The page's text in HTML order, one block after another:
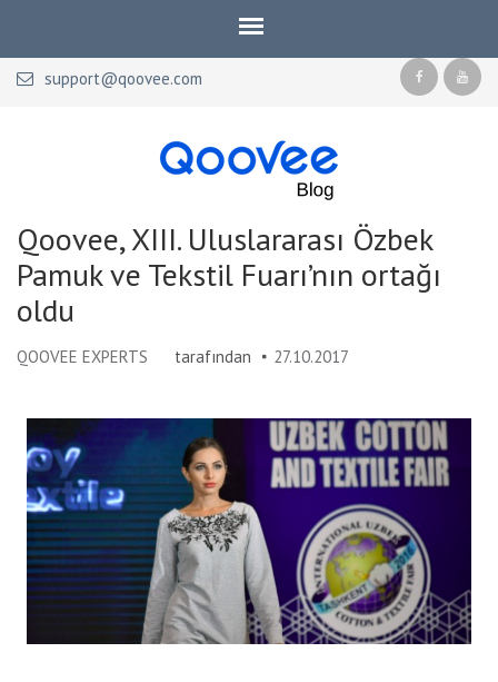
support@qoovee.com
Qoovee Blog
Qoovee, XIII. Uluslararası Özbek
Pamuk ve Tekstil Fuarı’nın ortağı
oldu
QOOVEE EXPERTS tarafından 27.10.2017